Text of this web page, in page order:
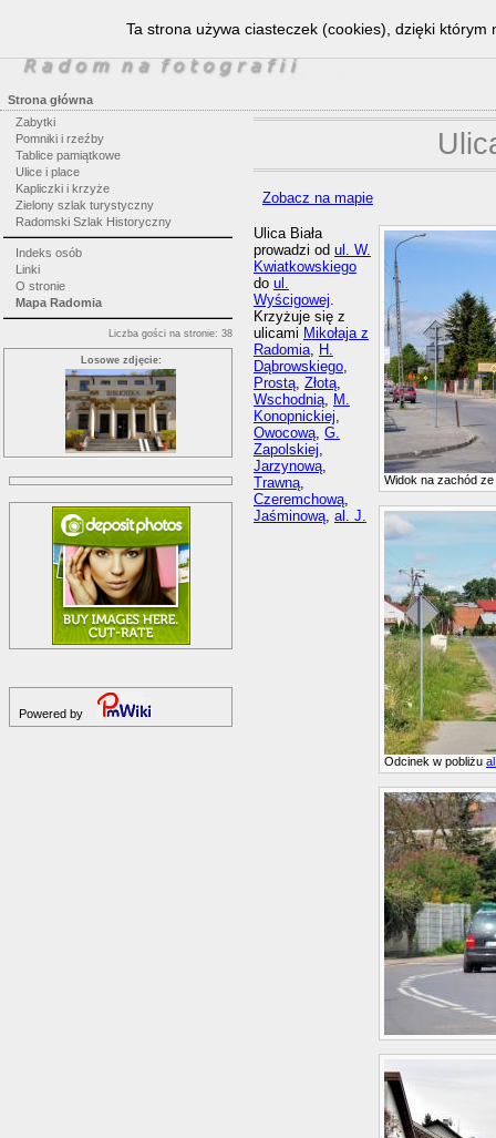
Strona główna
Zabytki
Pomniki i rzeźby
Tablice pamiątkowe
Ulice i place
Kapliczki i krzyże
Zielony szlak turystyczny
Radomski Szlak Historyczny
Indeks osób
Linki
O stronie
Mapa Radomia
Liczba gości na stronie: 38
Losowe zdjęcie:
Powered by
Zobacz na mapie
Widok na zachód
Odcinek w pobliżu
Ulica Biała
prowadzi od ul. W.
Kwiatkowskiego
do ul.
Wyścigowej.
Krzyżuje się z
ulicami Mikołaja z
Radomia, H.
Dąbrowskiego,
Prostą, Złotą,
Wschodnią, M.
Konopnickiej,
Owocową, G.
Zapolskiej,
Jarzynową,
Trawną,
Czeremchową,
Jaśminową, al. J.
Ta strona używa ciasteczek (cookies), dzięki którym